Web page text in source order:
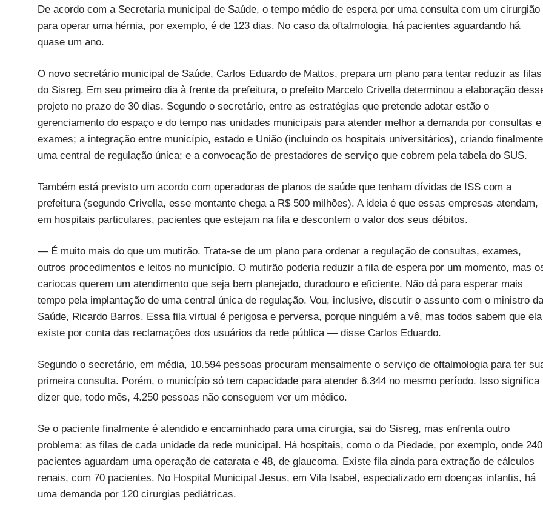
De acordo com a Secretaria municipal de Saúde, o tempo médio de espera por uma consulta com um cirurgião
para operar uma hérnia, por exemplo, é de 123 dias. No caso da oftalmologia, há pacientes aguardando há
quase um ano.
O novo secretário municipal de Saúde, Carlos Eduardo de Mattos, prepara um plano para tentar reduzir as filas
do Sisreg. Em seu primeiro dia à frente da prefeitura, o prefeito Marcelo Crivella determinou a elaboração
projeto no prazo de 30 dias. Segundo o secretário, entre as estratégias que pretende adotar estão o
gerenciamento do espaço e do tempo nas unidades municipais para atender melhor a demanda por consultas e
exames; a integração entre município, estado e União (incluindo os hospitais universitários), criando finalmente
uma central de regulação única; e a convocação de prestadores de serviço que cobrem pela tabela do SUS.
Também está previsto um acordo com operadoras de planos de saúde que tenham dívidas de ISS com a
prefeitura (segundo Crivella, esse montante chega a R$ 500 milhões). A ideia é que essas empresas atendam,
em hospitais particulares, pacientes que estejam na fila e descontem o valor dos seus débitos.
— É muito mais do que um mutirão. Trata-se de um plano para ordenar a regulação de consultas, exames,
outros procedimentos e leitos no município. O mutirão poderia reduzir a fila de espera por um momento, mas
cariocas querem um atendimento que seja bem planejado, duradouro e eficiente. Não dá para esperar mais
tempo pela implantação de uma central única de regulação. Vou, inclusive, discutir o assunto com o ministro da
Saúde, Ricardo Barros. Essa fila virtual é perigosa e perversa, porque ninguém a vê, mas todos sabem que ela
existe por conta das reclamações dos usuários da rede pública — disse Carlos Eduardo.
Segundo o secretário, em média, 10.594 pessoas procuram mensalmente o serviço de oftalmologia para ter
primeira consulta. Porém, o município só tem capacidade para atender 6.344 no mesmo período. Isso significa
dizer que, todo mês, 4.250 pessoas não conseguem ver um médico.
Se o paciente finalmente é atendido e encaminhado para uma cirurgia, sai do Sisreg, mas enfrenta outro
problema: as filas de cada unidade da rede municipal. Há hospitais, como o da Piedade, por exemplo, onde 240
pacientes aguardam uma operação de catarata e 48, de glaucoma. Existe fila ainda para extração de cálculos
renais, com 70 pacientes. No Hospital Municipal Jesus, em Vila Isabel, especializado em doenças infantis, há
uma demanda por 120 cirurgias pediátricas.